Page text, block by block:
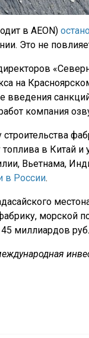
в AEON)
Это не
на
введения
компания
строительства
топлива в Китай
Вьетнама,
в России.
морской
миллиардов